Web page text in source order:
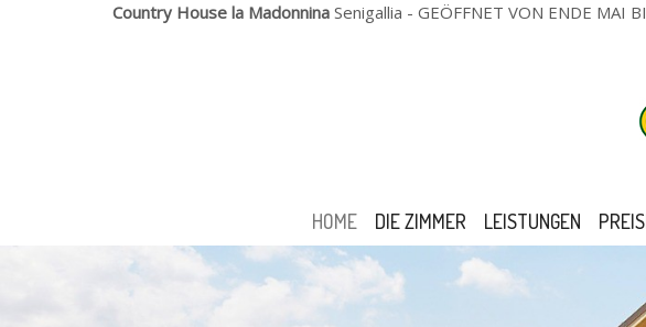
Country House la Madonnina Senigallia - GEÖFFNET VON ENDE MAI
HOME DIE ZIMMER LEISTUNGEN